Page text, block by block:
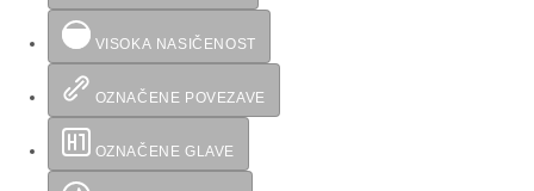
VISOKA NASIČENOST
OZNAČENE POVEZAVE
OZNAČENE GLAVE